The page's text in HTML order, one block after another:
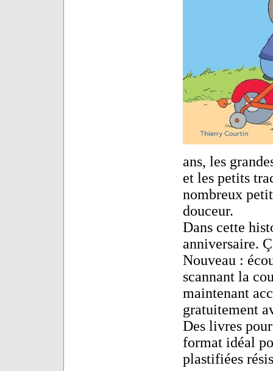
ans, les
et les petits
nombreux
douceur.
Dans cette
anniversaire.
Nouveau :
scannant la
maintenant
gratuitement
Des livres
format idéal
plastifiées